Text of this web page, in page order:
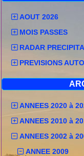
AOUT 2026
MOIS PASSES
RADAR
PREVISIONS
ANNEES 2020 à
ANNEES 2010 à
ANNEES 2002 à
ANNEE 2009